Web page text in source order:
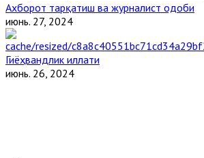
Ахборот тарқатиш ва журналист одоби
июнь. 27, 2024
Гиёҳвандлик иллати
июнь. 26, 2024